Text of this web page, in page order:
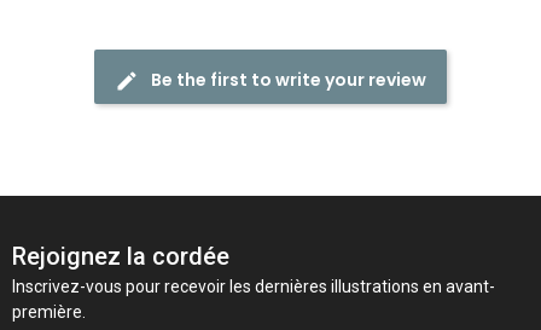
Be the first to write your review
Rejoignez la cordée
Inscrivez-vous pour recevoir les dernières illustrations en avant-
première.